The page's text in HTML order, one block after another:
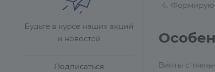
Винты
Будьте в курсе наших акций
и новостей
Подписаться